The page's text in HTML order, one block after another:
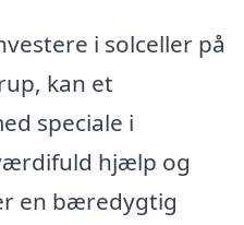
i solceller på
kan et
speciale i
hjælp og
en bæredygtig